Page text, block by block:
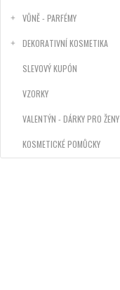
VŮNĚ - PARFÉMY
DEKORATIVNÍ KOSMETIKA
SLEVOVÝ KUPÓN
VZORKY
VALENTÝN - DÁRKY PRO ŽENY
KOSMETICKÉ POMŮCKY